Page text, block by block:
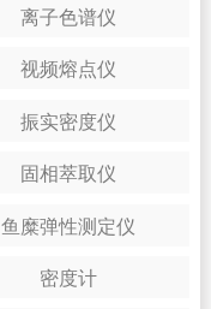
离子色谱仪
视频熔点仪
振实密度仪
固相萃取仪
鱼糜弹性测定仪
密度计